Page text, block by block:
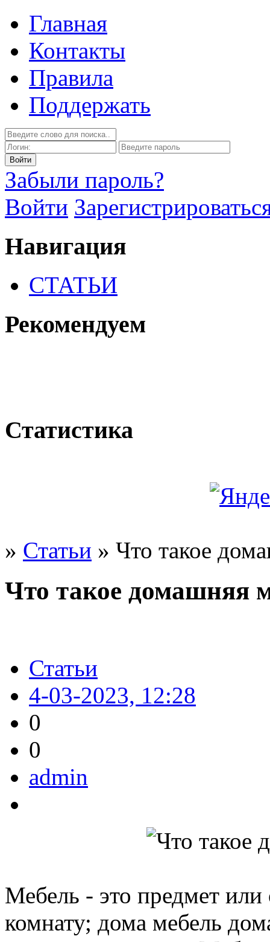
Главная
Контакты
Правила
Поддержать
Забыли пароль?
Войти
Навигация
СТАТЬИ
Рекомендуем
Статистика
» Статьи » Что такое
Что такое домашняя
Статьи
4-03-2023, 12:28
0
0
admin
Мебель - это предмет
комнату; дома мебель